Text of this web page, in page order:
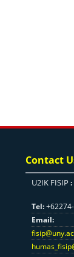
Contact
U2IK FISIP :
Tel:
Email: